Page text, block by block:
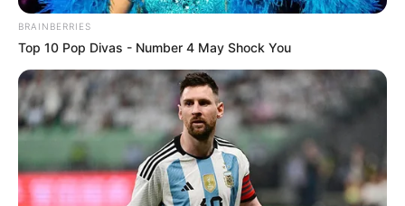
Informationen unterwww.aqualand.de
Andernach - Mehr als 2.000 Jahre alt ist die am
Rhein liegende Stadt. Trotzdem gibt es nur relativ
wenige historische Baudenkmäler. Doch das was
bewahrt blieb, besitzt zum Teil ein einmaliges
Aussehen. Hierzu gehören mehrere Reste der alten
Stadtbefestigung mit dem Runden Turm aus dem
15. Jahrhundert, der zu den größten erhaltenen
Wehrtürmen in Deutschland gehört, und die fast im
BRAINBERRIES
Top 10 Pop Divas - Number 4 May Shock You